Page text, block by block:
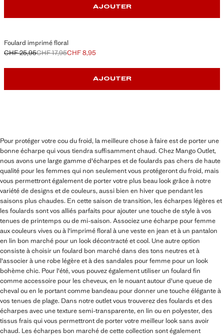
AJOUTER
Foulard imprimé floral
Prix initial barré [CHF 25,95 ]
CHF 25,95
Deuxième prix barré [CHF 17,95 ]
CHF 17,95
Prix actuel [CHF 8,95 ]CHF 8,95
AJOUTER
Pour protéger votre cou du froid, la meilleure chose à faire est de porter une
bonne écharpe qui vous tiendra suffisamment chaud. Chez Mango Outlet,
nous avons une large gamme d'écharpes et de foulards pas chers de haute
qualité pour les femmes qui non seulement vous protégeront du froid, mais
vous permettront également de porter votre plus beau look grâce à notre
variété de designs et de couleurs, aussi bien en hiver que pendant les
saisons plus chaudes. En cette saison de transition, les écharpes légères et
les foulards sont vos alliés parfaits pour ajouter une touche de style à vos
tenues de printemps ou de mi-saison. Associez une écharpe pour femme
aux couleurs vives ou à l'imprimé floral à une veste en jean et à un pantalon
en lin bon marché pour un look décontracté et cool. Une autre option
consiste à choisir un foulard bon marché dans des tons neutres et à
l'associer à une robe légère et à des sandales pour femme pour un look
bohème chic. Pour l'été, vous pouvez également utiliser un foulard fin
comme accessoire pour les cheveux, en le nouant autour d'une queue de
cheval ou en le portant comme bandeau pour donner une touche élégante à
vos tenues de plage. Dans notre outlet vous trouverez des foulards et des
écharpes avec une texture semi-transparente, en lin ou en polyester, des
tissus frais qui vous permettront de porter votre meilleur look sans avoir
chaud. Les écharpes bon marché de cette collection sont également